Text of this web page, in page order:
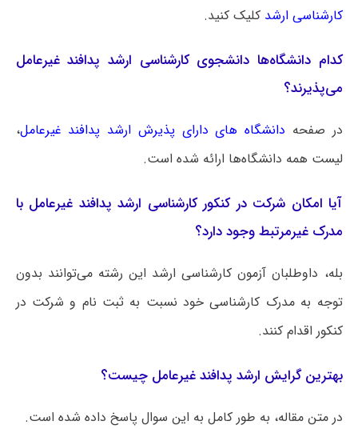
کارشناسی ارشد کلیک کنید.
کدام دانشگاه‌ها دانشجوی کارشناسی ارشد پدافند غیرعامل
می‌پذیرند؟
در صفحه دانشگاه های دارای پذیرش ارشد پدافند غیرعامل،
لیست همه دانشگاه‌ها ارائه شده است.
آیا امکان شرکت در کنکور کارشناسی ارشد پدافند غیرعامل با
مدرک غیرمرتبط وجود دارد؟
بله، داوطلبان آزمون کارشناسی ارشد این رشته می‌توانند بدون
توجه به مدرک کارشناسی خود نسبت به ثبت نام و شرکت در
کنکور اقدام کنند.
بهترین گرایش ارشد پدافند غیرعامل چیست؟
در متن مقاله، به طور کامل به این سوال پاسخ داده شده است.